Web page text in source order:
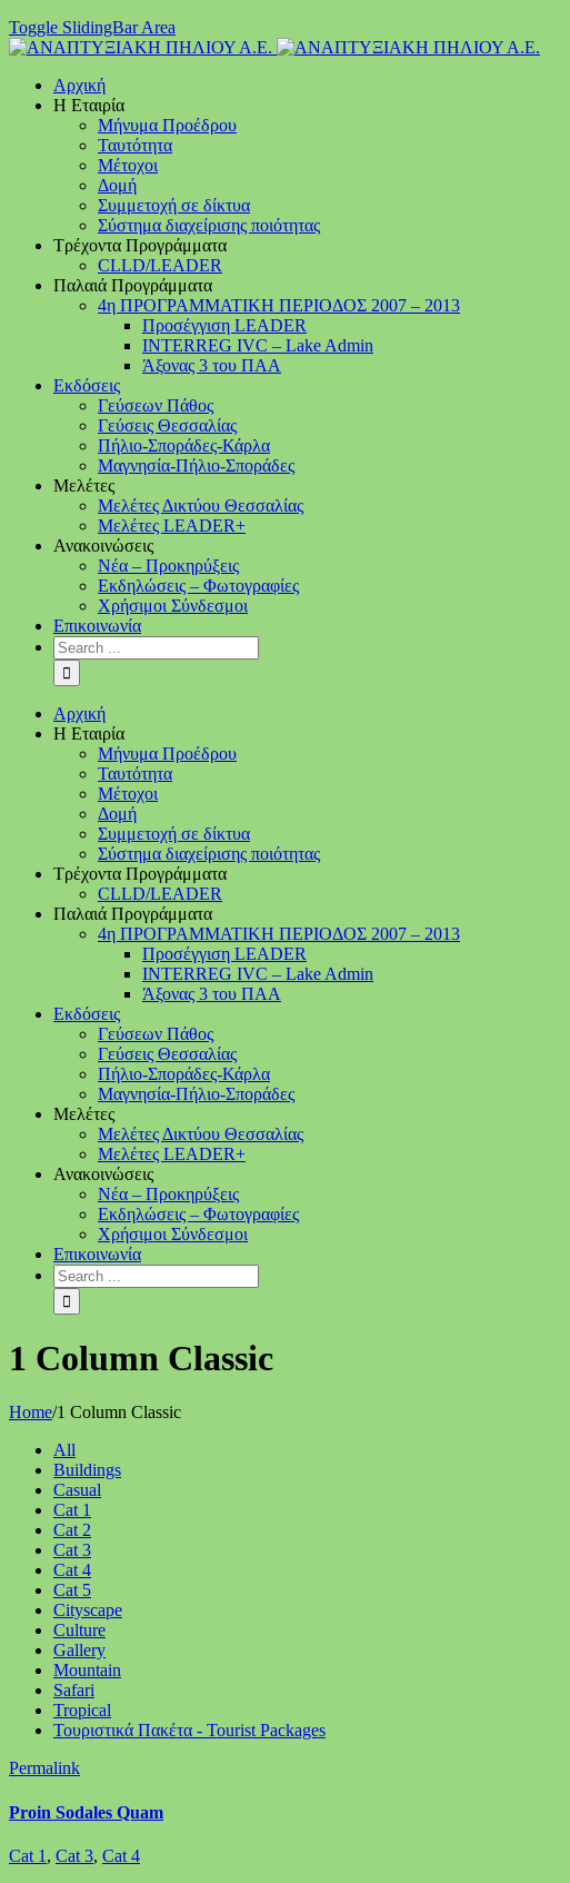
Toggle SlidingBar Area
Αρχική
Η Εταιρία
Μήνυμα Προέδρου
Ταυτότητα
Μέτοχοι
Δομή
Συμμετοχή σε δίκτυα
Σύστημα διαχείρισης ποιότητας
Τρέχοντα Προγράμματα
CLLD/LEADER
Παλαιά Προγράμματα
4η ΠΡΟΓΡΑΜΜΑΤΙΚΗ ΠΕΡΙΟΔΟΣ 2007 – 2013
Προσέγγιση LEADER
INTERREG IVC – Lake Admin
Άξονας 3 του ΠΑΑ
Εκδόσεις
Γεύσεων Πάθος
Γεύσεις Θεσσαλίας
Πήλιο-Σποράδες-Κάρλα
Μαγνησία-Πήλιο-Σποράδες
Μελέτες
Μελέτες Δικτύου Θεσσαλίας
Μελέτες LEADER+
Ανακοινώσεις
Νέα – Προκηρύξεις
Εκδηλώσεις – Φωτογραφίες
Χρήσιμοι Σύνδεσμοι
Επικοινωνία
Αρχική
Η Εταιρία
Μήνυμα Προέδρου
Ταυτότητα
Μέτοχοι
Δομή
Συμμετοχή σε δίκτυα
Σύστημα διαχείρισης ποιότητας
Τρέχοντα Προγράμματα
CLLD/LEADER
Παλαιά Προγράμματα
4η ΠΡΟΓΡΑΜΜΑΤΙΚΗ ΠΕΡΙΟΔΟΣ 2007 – 2013
Προσέγγιση LEADER
INTERREG IVC – Lake Admin
Άξονας 3 του ΠΑΑ
Εκδόσεις
Γεύσεων Πάθος
Γεύσεις Θεσσαλίας
Πήλιο-Σποράδες-Κάρλα
Μαγνησία-Πήλιο-Σποράδες
Μελέτες
Μελέτες Δικτύου Θεσσαλίας
Μελέτες LEADER+
Ανακοινώσεις
Νέα – Προκηρύξεις
Εκδηλώσεις – Φωτογραφίες
Χρήσιμοι Σύνδεσμοι
Επικοινωνία
1 Column Classic
Home/1 Column Classic
All
Buildings
Casual
Cat 1
Cat 2
Cat 3
Cat 4
Cat 5
Cityscape
Culture
Gallery
Mountain
Safari
Tropical
Τουριστικά Πακέτα - Tourist Packages
Permalink
Proin Sodales Quam
Cat 1 , Cat 3, Cat 4